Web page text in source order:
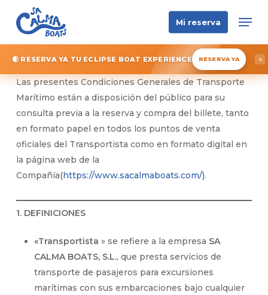
content
Mi reserva
🌒 RESERVA YA TU ECLIPSE BOAT EXPERIENCE RESERVA YA ×
Las presentes Condiciones Generales de Transporte
Marítimo están a disposición del público para su
consulta previa a la reserva y compra del billete, tanto
en formato papel en todos los puntos de venta
oficiales del Transportista como en formato digital en
la página web de la
Compañía(https://www.sacalmaboats.com/).
1. DEFINICIONES
«Transportista » se refiere a la empresa SA
CALMA BOATS, S.L., que presta servicios de
transporte de pasajeros para excursiones
marítimas con sus embarcaciones bajo cualquier